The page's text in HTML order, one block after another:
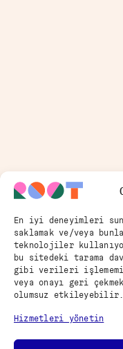
En iyi deneyimleri
saklamak ve/veya
teknolojiler
bu sitedeki tarama
gibi verileri
veya onayı geri
olumsuz etkileyebilir.
Hizmetleri yönetin